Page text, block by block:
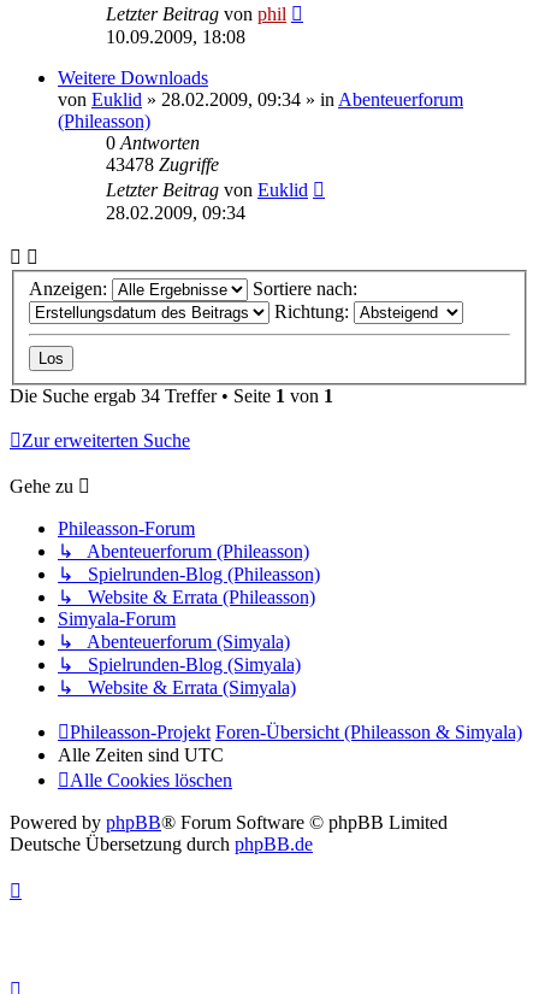
Letzter Beitrag von phil
10.09.2009, 18:08
Weitere Downloads
von Euklid » 28.02.2009, 09:34 » in Abenteuerforum
(Phileasson)
0 Antworten
43478 Zugriffe
Letzter Beitrag von Euklid
28.02.2009, 09:34
Anzeigen:
Sortiere nach:
Richtung:
Die Suche ergab 34 Treffer • Seite 1 von 1
Zur erweiterten Suche
Gehe zu
Phileasson-Forum
↳ Abenteuerforum (Phileasson)
↳ Spielrunden-Blog (Phileasson)
↳ Website & Errata (Phileasson)
Simyala-Forum
↳ Abenteuerforum (Simyala)
↳ Spielrunden-Blog (Simyala)
↳ Website & Errata (Simyala)
Phileasson-Projekt Foren-Übersicht (Phileasson & Simyala)
Alle Zeiten sind UTC
Alle Cookies löschen
Powered by phpBB® Forum Software © phpBB Limited
Deutsche Übersetzung durch phpBB.de